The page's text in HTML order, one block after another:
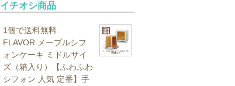
イチオシ商品
1個で送料無料
FLAVOR メープルシフ
ォンケーキ ミドルサイ
ズ（箱入り）【ふわふわ
シフォン 人気 定番】手